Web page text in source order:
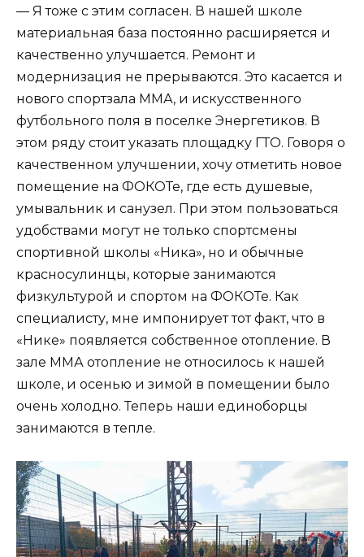
— Я тоже с этим согласен. В нашей школе
материальная база постоянно расширяется и
качественно улучшается. Ремонт и
модернизация не прерываются. Это касается и
нового спортзала ММА, и искусственного
футбольного поля в поселке Энергетиков. В
этом ряду стоит указать площадку ГТО. Говоря о
качественном улучшении, хочу отметить новое
помещение на ФОКОТе, где есть душевые,
умывальник и санузел. При этом пользоваться
удобствами могут не только спортсмены
спортивной школы «Ника», но и обычные
красносулинцы, которые занимаются
физкультурой и спортом на ФОКОТе. Как
специалисту, мне импонирует тот факт, что в
«Нике» появляется собственное отопление. В
зале ММА отопление не относилось к нашей
школе, и осенью и зимой в помещении было
очень холодно. Теперь наши единоборцы
занимаются в тепле.